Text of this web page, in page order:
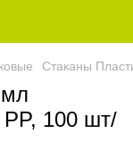
Стаканы
100 шт/